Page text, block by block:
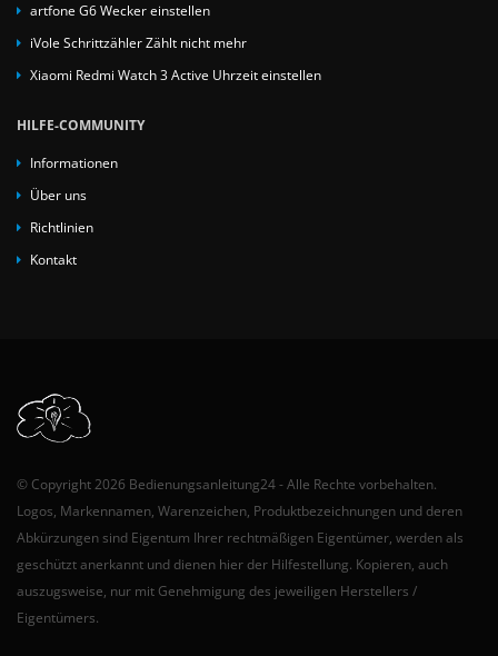
artfone G6 Wecker einstellen
iVole Schrittzähler Zählt nicht mehr
Xiaomi Redmi Watch 3 Active Uhrzeit einstellen
HILFE-COMMUNITY
Informationen
Über uns
Richtlinien
Kontakt
© Copyright 2026 Bedienungsanleitung24 - Alle Rechte vorbehalten.
Logos, Markennamen, Warenzeichen, Produktbezeichnungen und deren
Abkürzungen sind Eigentum Ihrer rechtmäßigen Eigentümer, werden als
geschützt anerkannt und dienen hier der Hilfestellung. Kopieren, auch
auszugsweise, nur mit Genehmigung des jeweiligen Herstellers /
Eigentümers.